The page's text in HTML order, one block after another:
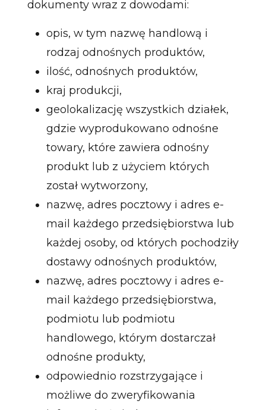
dokumenty wraz z dowodami:
opis, w tym nazwę handlową i
rodzaj odnośnych produktów,
ilość, odnośnych produktów,
kraj produkcji,
geolokalizację wszystkich działek,
gdzie wyprodukowano odnośne
towary, które zawiera odnośny
produkt lub z użyciem których
został wytworzony,
nazwę, adres pocztowy i adres e-
mail każdego przedsiębiorstwa lub
każdej osoby, od których pochodziły
dostawy odnośnych produktów,
nazwę, adres pocztowy i adres e-
mail każdego przedsiębiorstwa,
podmiotu lub podmiotu
handlowego, którym dostarczał
odnośne produkty,
odpowiednio rozstrzygające i
możliwe do zweryfikowania